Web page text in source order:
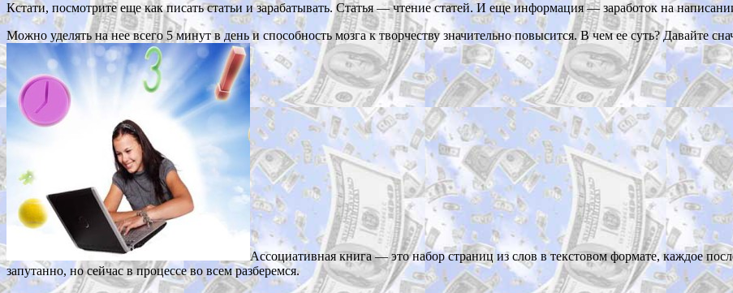
Кстати, посмотрите еще как писать статьи и зарабатывать. Статья — чтение статей. И еще информация — заработок на
Можно уделять на нее всего 5 минут в день и способность мозга к творчеству значительно повысится. В чем ее суть? Давайте
Ассоциативная книга — это набор страниц из слов в текстовом формате, каждое
запутанно, но сейчас в процессе во всем разберемся.